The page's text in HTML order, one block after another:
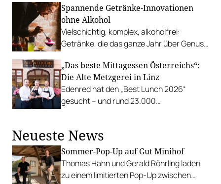
Spannende Getränke-Innovationen
ohne Alkohol
Vielschichtig, komplex, alkoholfrei:
Getränke, die das ganze Jahr über Genuss
„Das beste Mittagessen Österreichs“:
Die Alte Metzgerei in Linz
Edenred hat den „Best Lunch 2026“
gesucht – und rund 23.000
sich den begehrten Award in die Linzer
Herrenstraße.
Neueste News
Sommer-Pop-Up auf Gut Minihof
Thomas Hahn und Gerald Röhrling laden
zu einem limitierten Pop-Up zwischen